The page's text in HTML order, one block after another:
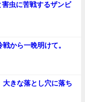
虫に苦戦するザンビ
から一晩明けて。
きな落とし穴に落ち